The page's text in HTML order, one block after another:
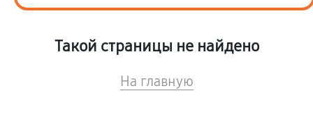
Такой страницы не найдено
На главную